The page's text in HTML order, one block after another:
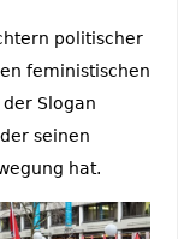
politischer
feministischen
Slogan
seinen
hat.